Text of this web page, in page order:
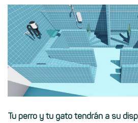
Tu perro y tu gato tendrán a su